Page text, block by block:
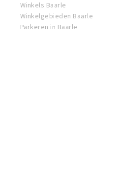
Winkels Baarle
Winkelgebieden Baarle
Parkeren in Baarle